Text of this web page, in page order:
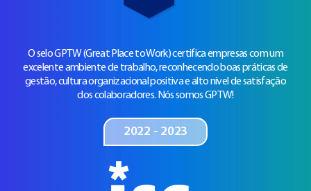
O selo GPTW (Great Place to Work) certifica empresas com um
excelente ambiente de trabalho, reconhecendo boas práticas de
gestão, cultura organizacional positiva e alto nível de satisfação
dos colaboradores. Nós somos GPTW!
2022 - 2023